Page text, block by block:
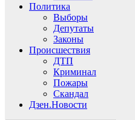
Политика
Выборы
Депутаты
Законы
Происшествия
ДТП
Криминал
Пожары
Скандал
Дзен.Новости